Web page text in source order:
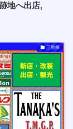
地へ出店,
三重県